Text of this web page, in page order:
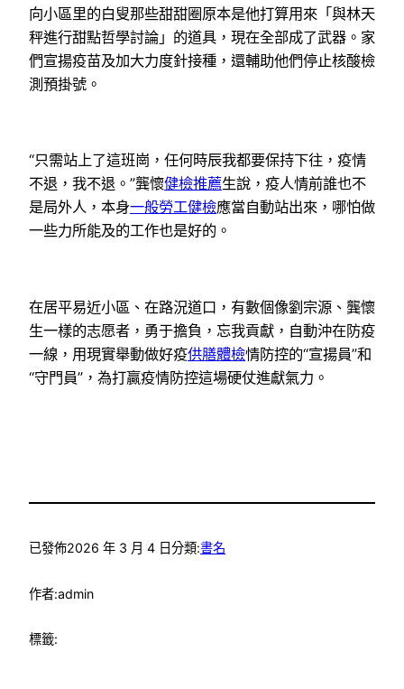
向小區里的白叟那些甜甜圈原本是他打算用來「與林天
秤進行甜點哲學討論」的道具，現在全部成了武器。家
們宣揚疫苗及加大力度針接種，還輔助他們停止核酸檢
測預掛號。
“只需站上了這班崗，任何時辰我都要保持下往，疫情
不退，我不退。”龔懷健檢推薦生說，疫人情前誰也不
是局外人，本身一般勞工健檢應當自動站出來，哪怕做
一些力所能及的工作也是好的。
在居平易近小區、在路況道口，有數個像劉宗源、龔懷
生一樣的志愿者，勇于擔負，忘我貢獻，自動沖在防疫
一線，用現實舉動做好疫供膳體檢情防控的“宣揚員”和
“守門員”，為打贏疫情防控這場硬仗進獻氣力。
已發佈2026 年 3 月 4 日分類:書名
作者:admin
標籤: